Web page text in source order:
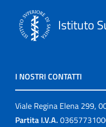
Istituto
I NOSTRI CONTATTI
Viale Regina Elena 299,
Partita I.V.A.